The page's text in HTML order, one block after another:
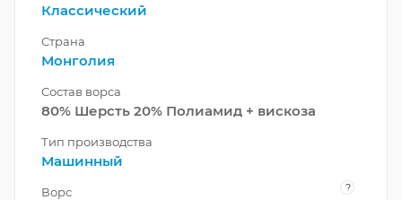
Классический
Страна
Монголия
Состав ворса
80% Шерсть 20% Полиамид + вискоза
Тип производства
Машинный
Ворс ?